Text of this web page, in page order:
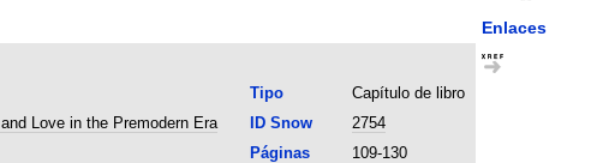
Enlaces
Tipo
Capítulo de libro
Love in the Premodern Era ID Snow
2754
Páginas
109-130